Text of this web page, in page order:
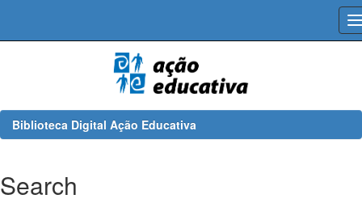
Biblioteca Digital Ação Educativa
Search